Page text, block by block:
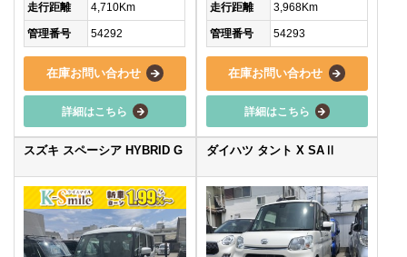
走行距離 4,710Km
管理番号 54292
在庫お問い合わせ
詳細はこちら
走行距離 3,968Km
管理番号 54293
在庫お問い合わせ
詳細はこちら
スズキ スペーシア HYBRID G ダイハツ タント X SAⅡ